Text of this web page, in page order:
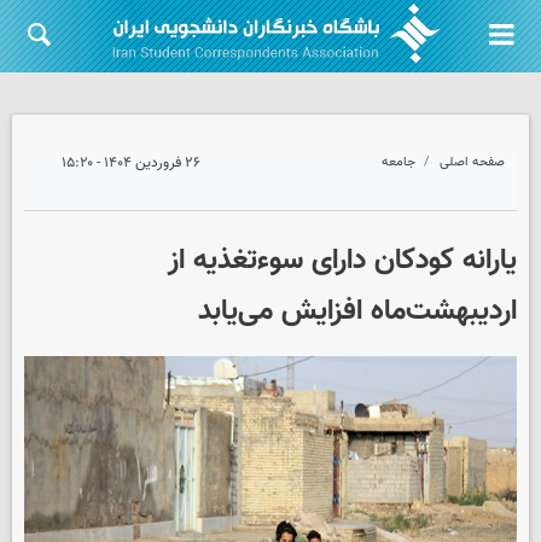
صفحه اصلی جامعه ۲۶ فروردین ۱۴۰۴ - ۱۵:۲۰
یارانه کودکان دارای سوءتغذیه از
اردیبهشت‌ماه افزایش می‌یابد